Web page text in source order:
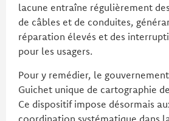
lacune entraîne régulièrement
de câbles et de conduites,
réparation élevés et des
pour les usagers.
Pour y remédier, le
Guichet unique de cartographie
Ce dispositif impose désormais
coordination systématique dans